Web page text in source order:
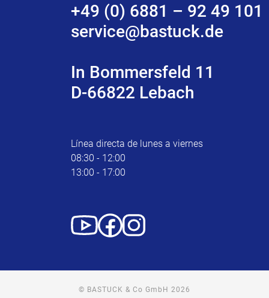
+49 (0) 6881 – 92 49 101
service@bastuck.de
In Bommersfeld 11
D-66822 Lebach
Línea directa de lunes a viernes
08:30 - 12:00
13:00 - 17:00
© BASTUCK & Co GmbH 2026